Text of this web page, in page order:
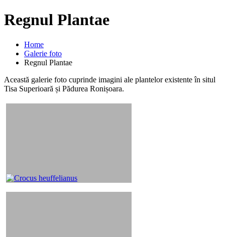
Regnul Plantae
Home
Galerie foto
Regnul Plantae
Această galerie foto cuprinde imagini ale plantelor existente în situl
Tisa Superioară și Pădurea Ronișoara.